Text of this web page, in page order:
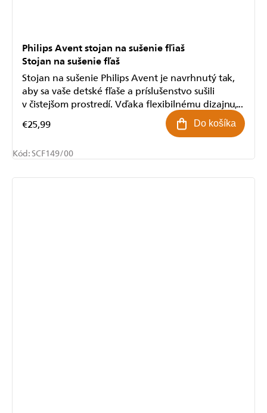
Philips Avent stojan na sušenie fľiaš
Stojan na sušenie fľaš
€25,99 Do košíka
Stojan na sušenie Philips Avent je navrhnutý tak,
aby sa vaše detské fľaše a príslušenstvo sušili
v čistejšom prostredí. Vďaka flexibilnému dizajnu,...
Kód:SCF149/00